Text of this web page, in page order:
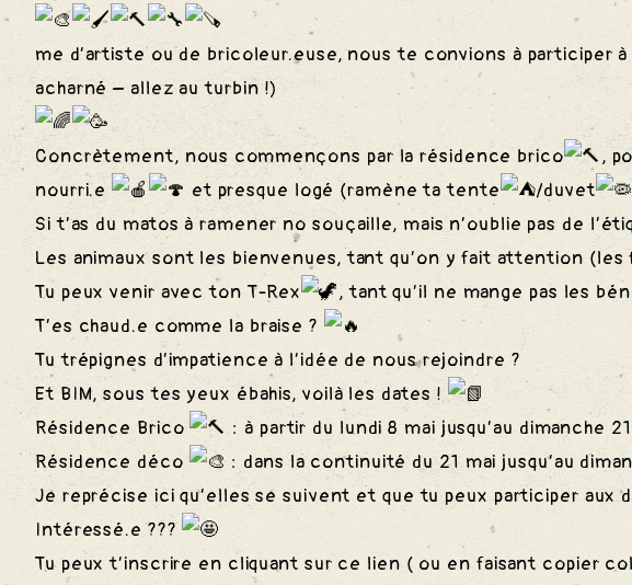
me d’artiste ou de bricoleur.euse, nous te convions à
acharné – allez au turbin !)
Concrètement, nous commençons par la résidence brico ,
nourri.e
et presque logé (ramène ta tente /duvet
Si t’as du matos à ramener no souçaille, mais n’oublie pas de
Les animaux sont les bienvenues, tant qu’on y fait attention
Tu peux venir avec ton T-Rex
, tant qu’il ne mange pas les
T’es chaud.e comme la braise ?
Tu trépignes d’impatience à l’idée de nous rejoindre ?
Et BIM, sous tes yeux ébahis, voilà les dates !
Résidence Brico
: à partir du lundi 8 mai jusqu’au dimanche
Résidence déco
: dans la continuité du 21 mai jusqu’au
Je reprécise ici qu’elles se suivent et que tu peux participer
Intéressé.e ???
Tu peux t’inscrire en cliquant sur ce lien ( ou en faisant copier